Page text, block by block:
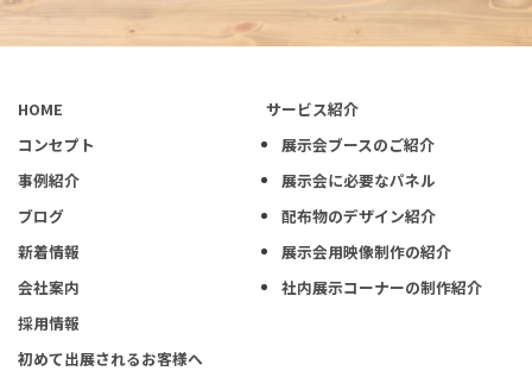
HOME
コンセプト
事例紹介
ブログ
新着情報
会社案内
採用情報
サービス紹介
展示会ブースのご紹介
展示会に必要なパネル
配布物のデザイン紹介
展示会用映像制作の紹介
社内展示コーナーの制作紹介
初めて出展されるお客様へ